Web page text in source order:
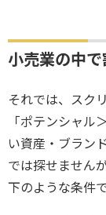
小売業の中
それでは、スク
「ポテンシャ
い資産・ブラン
では探せません
下のような条件